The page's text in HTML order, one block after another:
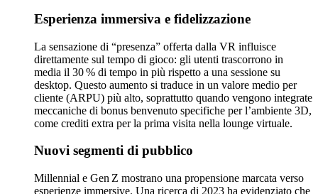
Esperienza immersiva e fidelizzazione
La sensazione di “presenza” offerta dalla VR influisce
direttamente sul tempo di gioco: gli utenti trascorrono in
media il 30 % di tempo in più rispetto a una sessione su
desktop. Questo aumento si traduce in un valore medio per
cliente (ARPU) più alto, soprattutto quando vengono integrate
meccaniche di bonus benvenuto specifiche per l’ambiente 3D,
come crediti extra per la prima visita nella lounge virtuale.
Nuovi segmenti di pubblico
Millennial e Gen Z mostrano una propensione marcata verso
esperienze immersive. Una ricerca di 2023 ha evidenziato che